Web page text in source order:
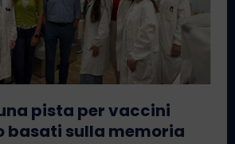
pista per vaccini
sulla memoria